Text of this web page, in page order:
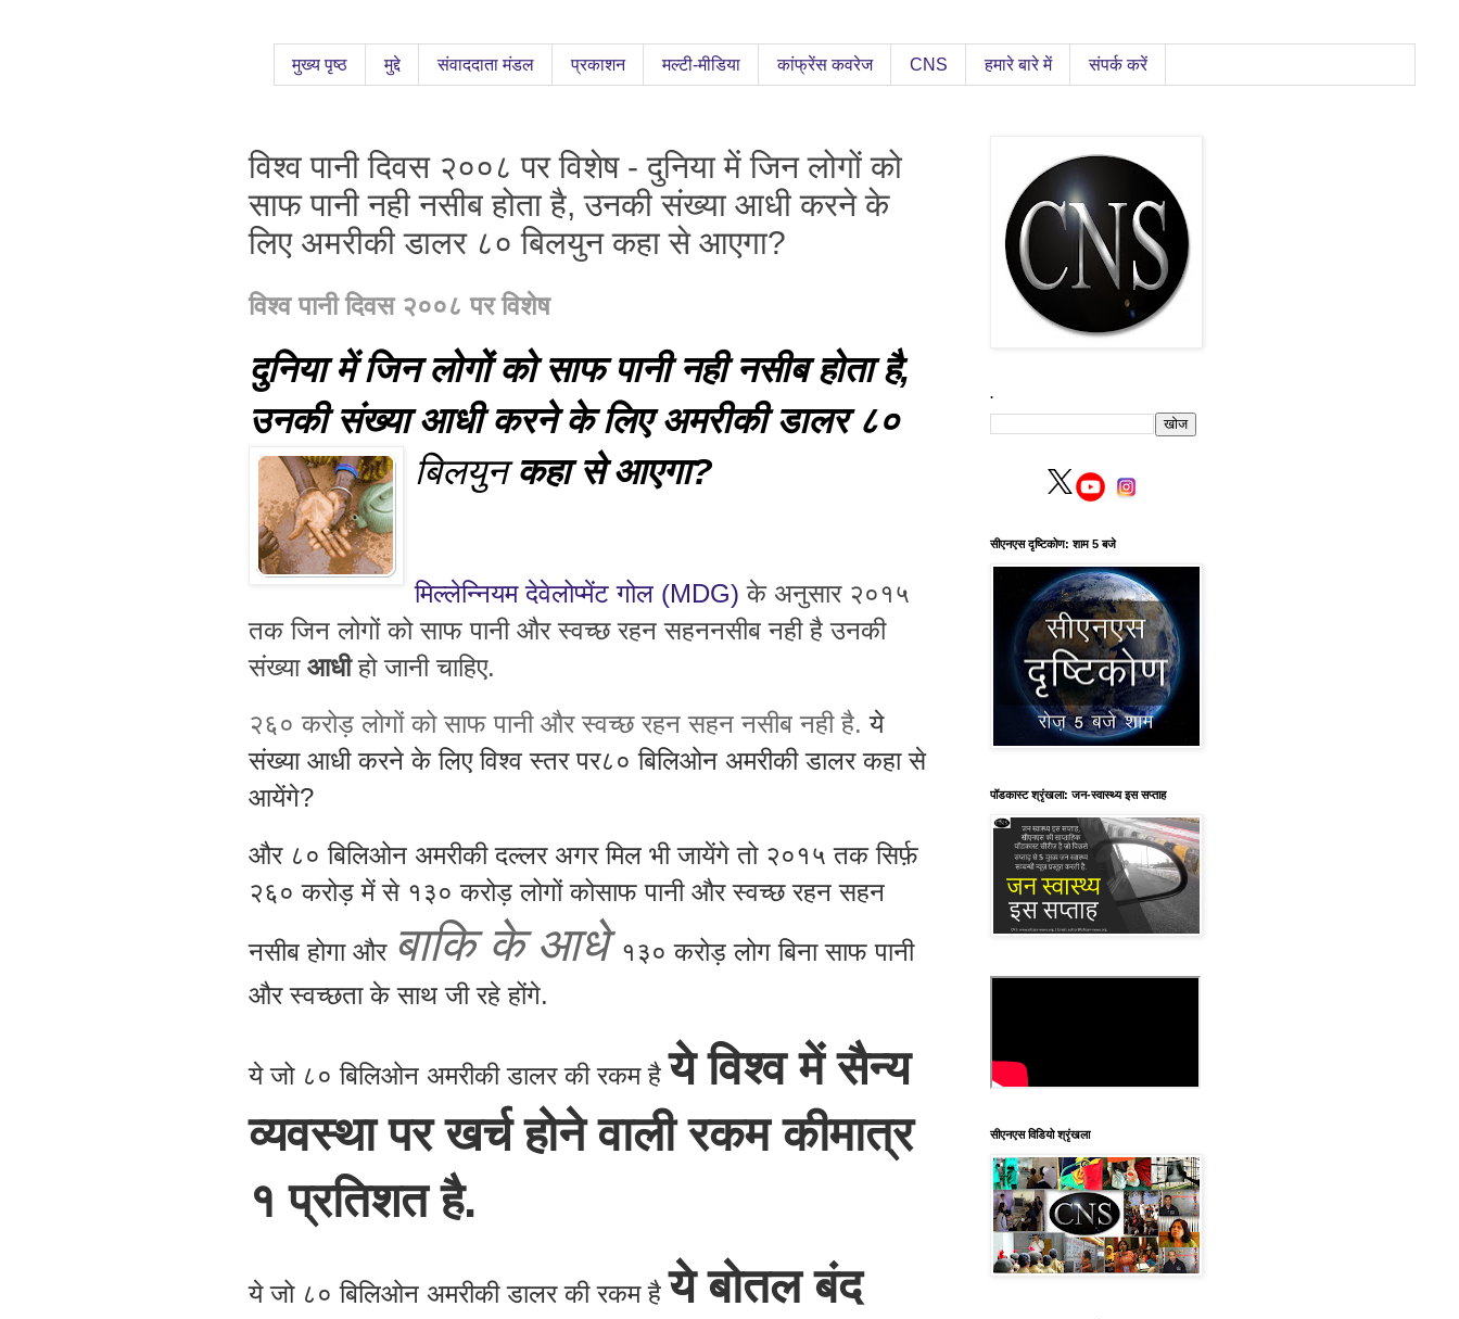
मुख्य पृष्ठ मुद्दे संवाददाता मंडल प्रकाशन मल्टी-मीडिया कांफ्रेंस कवरेज CNS हमारे बारे में संपर्क करें
विश्व पानी दिवस २००८ पर विशेष - दुनिया में जिन लोगों को
साफ पानी नही नसीब होता है, उनकी संख्या आधी करने के
लिए अमरीकी डालर ८० बिलयुन कहा से आएगा?
विश्व पानी दिवस २००८ पर विशेष
दुनिया में जिन लोगों को साफ पानी नही नसीब होता है,
उनकी संख्या आधी करने के लिए अमरीकी डालर ८०
बिलयुनकहा से आएगा?
मिल्लेन्नियम देवेलोप्मेंट गोल (MDG) के अनुसार २०१५
तक जिन लोगों को साफ पानी और स्वच्छ रहन सहननसीब नही है उनकी
संख्या आधी हो जानी चाहिए.
२६० करोड़ लोगों को साफ पानी और स्वच्छ रहन सहन नसीब नही है. ये
संख्या आधी करने के लिए विश्व स्तर पर८० बिलिओन अमरीकी डालर कहा से
आयेंगे?
और ८० बिलिओन अमरीकी दल्लर अगर मिल भी जायेंगे तो २०१५ तक सिर्फ़
२६०करोड़में से १३०करोड़लोगों कोसाफ पानी और स्वच्छ रहन सहन
नसीब होगा और बाकि के आधे १३० करोड़लोग बिना साफ पानी
और स्वच्छता के साथ जी रहे होंगे.
ये जो ८० बिलिओन अमरीकी डालर की रकम है ये विश्व में सैन्य
व्यवस्था पर खर्च होने वाली रकम कीमात्र
१ प्रतिशत है.
ये जो ८० बिलिओन अमरीकी डालर की रकम है ये बोतल बंद
.
सीएनएस दृष्टिकोण: शाम 5 बजे
पॉडकास्ट श्रृंखला: जन-स्वास्थ्य इस सप्ताह
सीएनएस विडियो श्रृंखला